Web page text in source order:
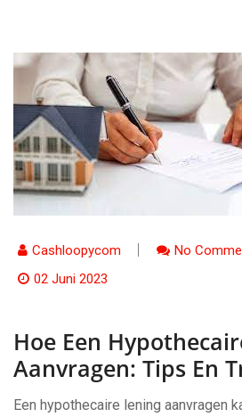
Cashloopycom
No
02 Juni 2023
Hoe Een
Aanvragen: Tips En
Een hypothecaire lening aanvragen